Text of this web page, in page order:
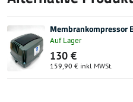
Membrankompressor
Auf Lager
130 €
159,90 € inkl MWSt.